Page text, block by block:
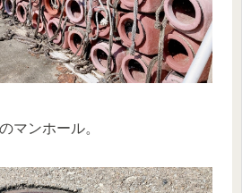
マンホール。